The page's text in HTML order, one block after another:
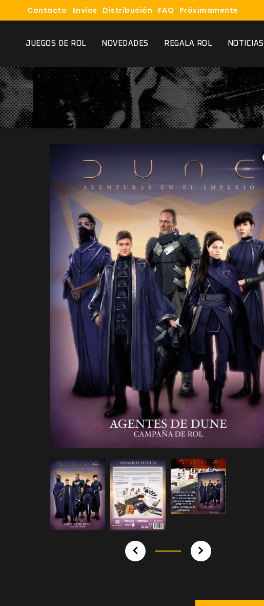
Contacto Envíos Distribución FAQ Próximamente
JUEGOS DE ROL NOVEDADES REGALA ROL NOTICIAS